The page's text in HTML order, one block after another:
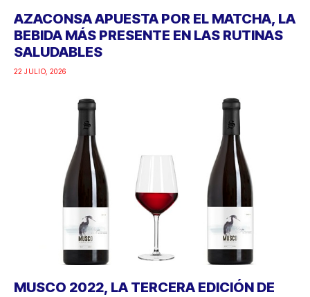
AZACONSA APUESTA POR EL MATCHA, LA
BEBIDA MÁS PRESENTE EN LAS RUTINAS
SALUDABLES
22 JULIO, 2026
MUSCO 2022, LA TERCERA EDICIÓN DE